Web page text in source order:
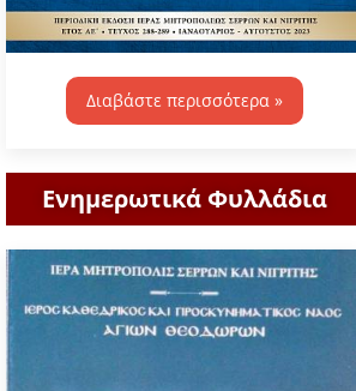
Διαβάστε περισσότερα »
Ενημερωτικά Φυλλάδια